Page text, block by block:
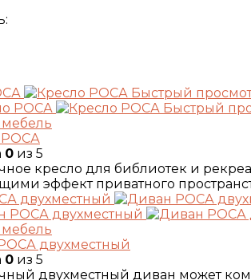
Быстрый
Быстрый
РОСА
0 из 5
кресло для библиотек и
эффект приватного
двухместный
0 из 5
двухместный диван может